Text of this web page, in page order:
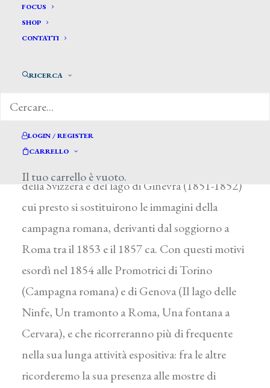
FOCUS
SHOP
CONTATTI
RICERCA
LOGIN / REGISTER
CARRELLO
Il tuo carrello è vuoto.
ARDY BARTOLOMEO
Studiò pittura a Ginevra con A. Calame, la cui
drammatico-scenografici ottenuti con sapienti
della Svizzera e del lago di Ginevra (1851-1852)
cui presto si sostituirono le immagini della
campagna romana, derivanti dal soggiorno a
Roma tra il 1853 e il 1857 ca. Con questi motivi
esordì nel 1854 alle Promotrici di Torino
(Campagna romana) e di Genova (Il lago delle
Ninfe, Un tramonto a Roma, Una fontana a
Cervara), e che ricorreranno più di frequente
nella sua lunga attività espositiva: fra le altre
ricorderemo la sua presenza alle mostre di